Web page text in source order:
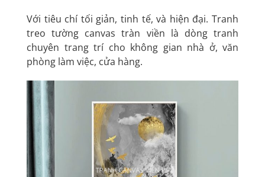
Với tiêu chí tối giản, tinh tế, và hiện đại. Tranh
treo tường canvas tràn viền là dòng tranh
chuyên trang trí cho không gian nhà ở, văn
phòng làm việc, cửa hàng.